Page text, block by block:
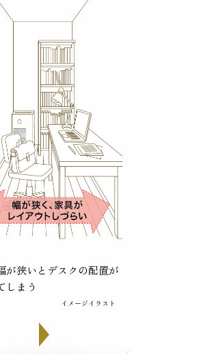
が狭いとデスクの配置が
しまう